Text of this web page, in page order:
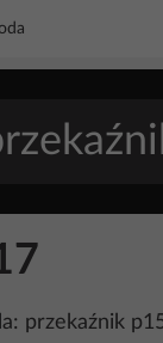
przekaźnik